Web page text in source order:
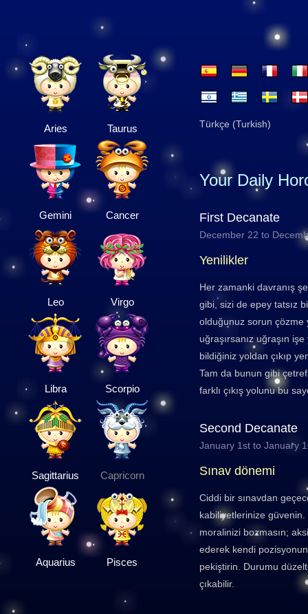
Aries Taurus
Gemini Cancer
Leo Virgo
Libra Scorpio
Sagittarius Capricorn
Aquarius Pisces
Türkçe (Turkish)
Your Daily
First Decanate
December 22 to
Yenilikler
Her zamanki davranış
gibi, sizi de epey tatsız
olduğunuz sorun çözme
uğraşırsanız uğraşın
bildiğiniz yoldan çıkıp
Tam da bunun gibi
farklı çıkış yolunu bu
Second Decanate
January 1st to January
Sınav dönemi
Ciddi bir sınavdan
kabiliyetlerinize güvenin.
moralinizi bozmasın;
ederek kendi
pekiştirin. Durumu
çıkabilir.